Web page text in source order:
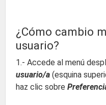
¿Cómo cambio
usuario?
1.- Accede al menú
usuario/a (esquina
haz clic sobre